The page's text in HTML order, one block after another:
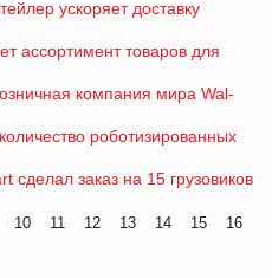
ускоряет доставку
ассортимент товаров для
компания мира Wal-
роботизированных
сделал заказ на 15 грузовиков
10 11 12 13 14 15
16